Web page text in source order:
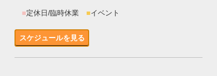
■定休日/臨時休業 ■イベント
スケジュールを見る